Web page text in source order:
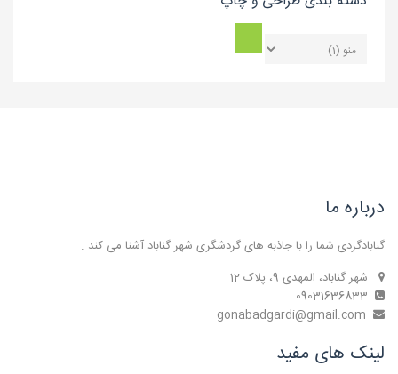
درباره ما
گنابادگردی شما را با جاذبه های گردشگری شهر گناباد آشنا می کند .
شهر گناباد، المهدی 9، پلاک 12
لینک های مفید